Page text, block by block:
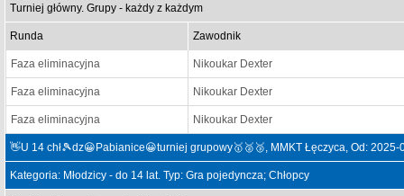
Turniej główny. Grupy - każdy z każdym
Runda Zawodnik
Faza eliminacyjna Nikoukar Dexter
Faza eliminacyjna Nikoukar Dexter
Faza eliminacyjna Nikoukar Dexter
👋U 14 chł🎾dz😀Pabianice😀turniej grupowy🥇🥈🥉, MMKT Łęczyca, Od:
Kategoria: Młodzicy - do 14 lat. Typ: Gra pojedyncza; Chłopcy